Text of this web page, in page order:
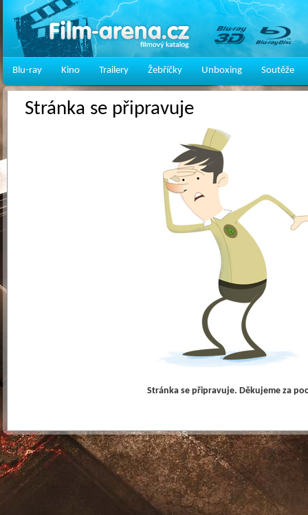
Blu-ray Kino Trailery Žebříčky Unboxing Soutěže
Stránka se připravuje
Stránka se připravuje. Děkujeme za